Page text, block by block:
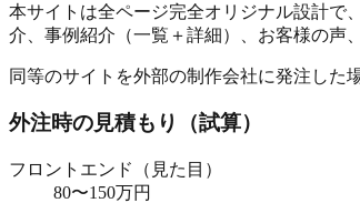
本サイトは全ページ完全オリジナル設計で
介、事例紹介（一覧＋詳細）、お客様の声
同等のサイトを外部の制作会社に発注した
外注時の見積もり（試算）
フロントエンド（見た目）
80〜150万円